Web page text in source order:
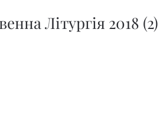
Літургія 2018 (2)